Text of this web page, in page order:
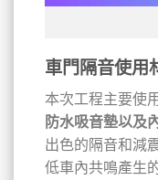
車門隔音使用
本次工程主要使
防水吸音墊以及
出色的隔音和減
低車內共鳴產生